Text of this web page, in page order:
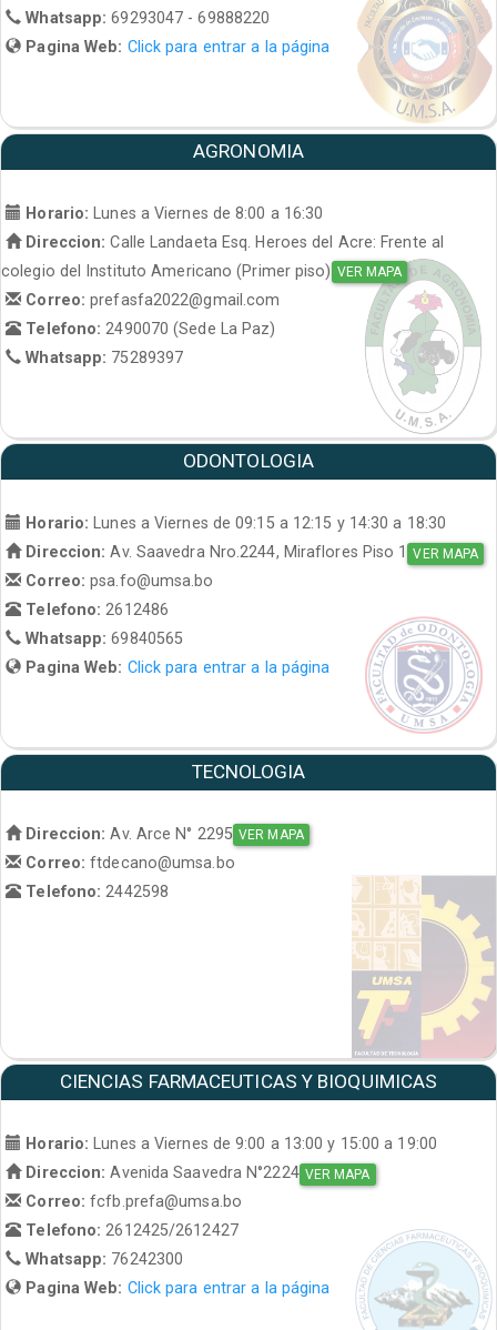
Whatsapp:69293047 - 69888220
Pagina Web: Click para entrar a la página
AGRONOMIA
Horario:
Lunes a Viernes de 8:00 a 16:30
Direccion: Calle Landaeta Esq. Heroes del Acre: Frente al
colegio del Instituto Americano (Primer piso) VER MAPA
Correo:prefasfa2022@gmail.com
Telefono: 2490070 (Sede La Paz)
Whatsapp: 75289397
ODONTOLOGIA
Horario: Lunes a Viernes de 09:15 a 12:15 y 14:30 a 18:30
Direccion: Av. Saavedra Nro.2244, Miraflores Piso 1 VER MAPA
Correo:psa.fo@umsa.bo
Telefono:2612486
Whatsapp:69840565
Pagina Web: Click para entrar a la página
TECNOLOGIA
Direccion: Av. Arce N° 2295 VER MAPA
Correo:ftdecano@umsa.bo
Telefono: 2442598
CIENCIAS FARMACEUTICAS Y BIOQUIMICAS
Horario: Lunes a Viernes de 9:00 a 13:00 y 15:00 a 19:00
Direccion: Avenida Saavedra N°2224 VER MAPA
Correo:fcfb.prefa@umsa.bo
Telefono:2612425/2612427
Whatsapp: 76242300
Pagina Web: Click para entrar a la página